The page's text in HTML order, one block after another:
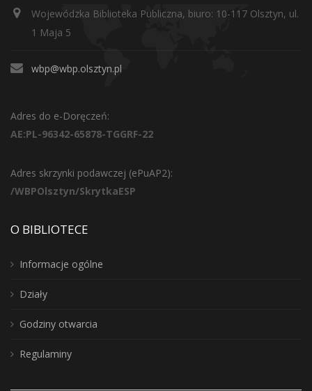
Wojewódzka Biblioteka Publiczna, biuro: 10-117 Olsztyn, ul.
1 Maja 5
wbp@wbp.olsztyn.pl
Adres do e-Doręczeń:
AE:PL-96342-65878-TGGRF-22
Adres skrzynki podawczej (ePuAP2):
/WBPOlsztyn/SkrytkaESP
O BIBLIOTECE
Informacje ogólne
Działy
Godziny otwarcia
Regulaminy